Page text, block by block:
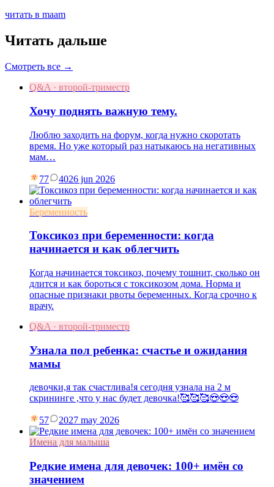
читать в maam
Читать дальше
Смотреть все →
Q&A · второй-триместр
Хочу поднять важную тему.
Люблю заходить на форум, когда нужно скоротать
время. Но уже который раз натыкаюсь на негативных
мам…
77 4026 jun 2026
Беременность
Токсикоз при беременности: когда
начинается и как облегчить
Когда начинается токсикоз, почему тошнит, сколько он
длится и как бороться с токсикозом дома. Норма и
опасные признаки рвоты беременных. Когда срочно к
врачу.
Q&A · второй-триместр
Узнала пол ребенка: счастье и ожидания
мамы
девочки,я так счастлива!я сегодня узнала на 2 м
скрининге ,что у нас будет девочка!🥰🥰🥰😍😍😍
57 2027 may 2026
Имена для малыша
Редкие имена для девочек: 100+ имён со
значением